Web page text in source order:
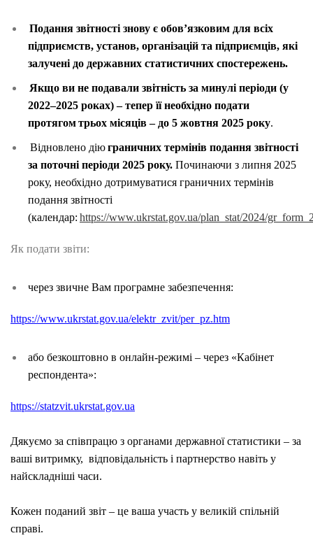
Подання звітності знову є обов’язковим для всіх
підприємств, установ, організацій та підприємців, які
залучені до державних статистичних спостережень.
Якщо ви не подавали звітність за минулі періоди (у
2022–2025 роках) – тепер її необхідно подати
протягомтрьох місяців – до 5 жовтня 2025 року.
Відновлено діюграничних термінів подання звітності
за поточні періоди 2025 року. Починаючи з липня 2025
року, необхідно дотримуватися граничних термінів
подання звітності
(календар: https://www.ukrstat.gov.ua/plan_stat/2024/
Як подати звіти:
через звичне Вам програмне забезпечення:
https://www.ukrstat.gov.ua/elektr_zvit/per_pz.htm
або безкоштовно в онлайн-режимі – через «Кабінет
респондента»:
https://statzvit.ukrstat.gov.ua
Дякуємо за співпрацю з органами державної статистики – за
ваші витримку, відповідальність і партнерство навіть у
найскладніші часи.
Кожен поданий звіт – це ваша участь у великій спільній
справі.